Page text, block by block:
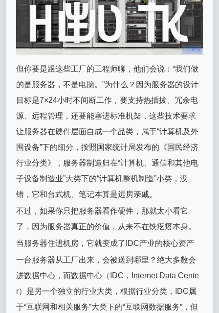
但你要是跟这些工厂的工程师聊，他们会说：“我们做
的是服务器，不是电脑。”为什么？因为服务器的设计
目标是7×24小时不间断工作，要支持热插拔、冗余电
源、远程管理，还要能塞进标准机架，这些技术要求
让服务器在硬件层面自成一个品类，属于“计算机及外
围设备”下的细分，按照国家统计局发布的《国民经济
行业分类》，服务器制造归在“计算机、通信和其他电
子设备制造业”大类下的“计算机整机制造”小类，没
错，它和台式机、笔记本算是远房亲戚。
不过，如果你只把服务器看作硬件，那就太小看它
了，因为服务器真正的价值，从来不在铁疙瘩本身。
当服务器住进机房，它就变成了IDC产业的核心资产
一台服务器从工厂出来，会被送到哪里？绝大多数会
进数据中心，而数据中心（IDC，Internet Data Cente
r）是另一个独立的行业大类，根据行业分类，IDC属
于“互联网和相关服务”大类下的“互联网数据服务”，但